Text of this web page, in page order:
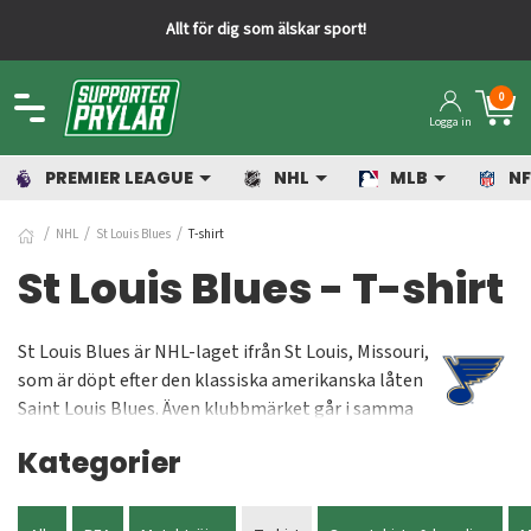
Snabba leveranser från
Logga in
0
PREMIER LEAGUE NHL MLB
NHL St Louis Blues T-shirt
St Louis Blues - T-shirt
St Louis Blues är NHL-laget ifrån St Louis, Missouri,
som är döpt efter den klassiska amerikanska låten
Saint Louis Blues. Även klubbmärket går i samma
orgelspelare på hemmamatcherna som spelar just
och When The Saints Go Marching In när laget gör
Kategorier